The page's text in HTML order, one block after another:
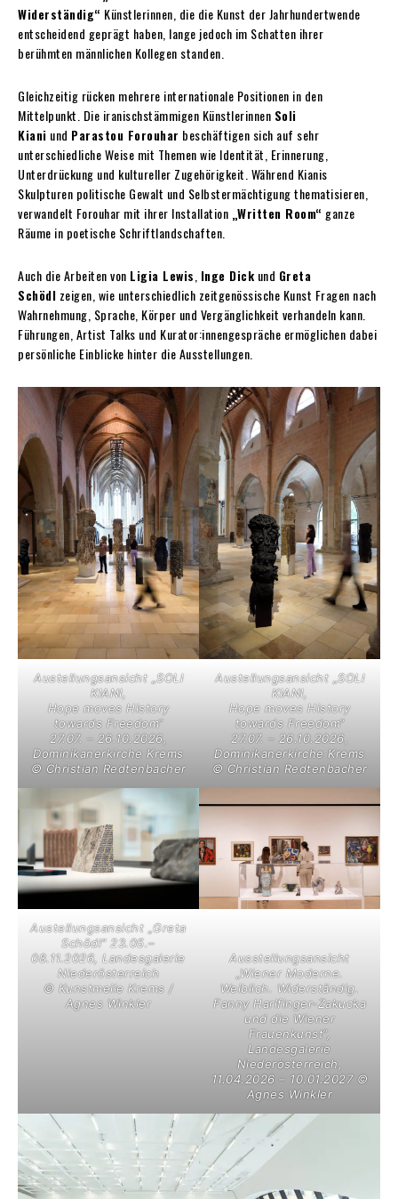
Widerständig“ Künstlerinnen, die die Kunst der Jahrhundertwende
entscheidend geprägt haben, lange jedoch im Schatten ihrer
berühmten männlichen Kollegen standen.
Gleichzeitig rücken mehrere internationale Positionen in den
Mittelpunkt. Die iranischstämmigen Künstlerinnen Soli
Kiani und Parastou Forouhar beschäftigen sich auf sehr
unterschiedliche Weise mit Themen wie Identität, Erinnerung,
Unterdrückung und kultureller Zugehörigkeit. Während Kianis
Skulpturen politische Gewalt und Selbstermächtigung thematisieren,
verwandelt Forouhar mit ihrer Installation „Written Room“ ganze
Räume in poetische Schriftlandschaften.
Auch die Arbeiten von Ligia Lewis Inge Dick und Greta
Schödl zeigen, wie unterschiedlich zeitgenössische Kunst Fragen nach
Wahrnehmung, Sprache, Körper und Vergänglichkeit verhandeln kann.
Führungen, Artist Talks und Kurator:innengespräche ermöglichen dabei
persönliche Einblicke hinter die Ausstellungen.
Austellungsansicht „SOLI
KIANI,
Hope moves History
towards Freedom“
27.07. – 26.10.2026,
Dominikanerkirche Krems
© Christian Redtenbacher
Austellungsansicht „SOLI
KIANI,
Hope moves History
towards Freedom“
27.07. – 26.10.2026,
Dominikanerkirche Krems
© Christian Redtenbacher
Austellungsansicht „Greta
Schödl“ 23.05.–
08.11.2026, Landesgalerie
Niederösterreich
© Kunstmeile Krems /
Agnes Winkler
Ausstellungsansicht
„Wiener Moderne.
Weiblich. Widerständig.
Fanny Harlfinger-Zakucka
und die Wiener
Frauenkunst“,
Landesgalerie
Niederösterreich,
11.04.2026 – 10.01.2027 ©
Agnes Winkler